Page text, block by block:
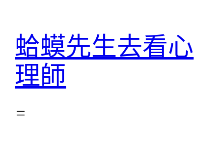
蛤蟆先生去看心
理師